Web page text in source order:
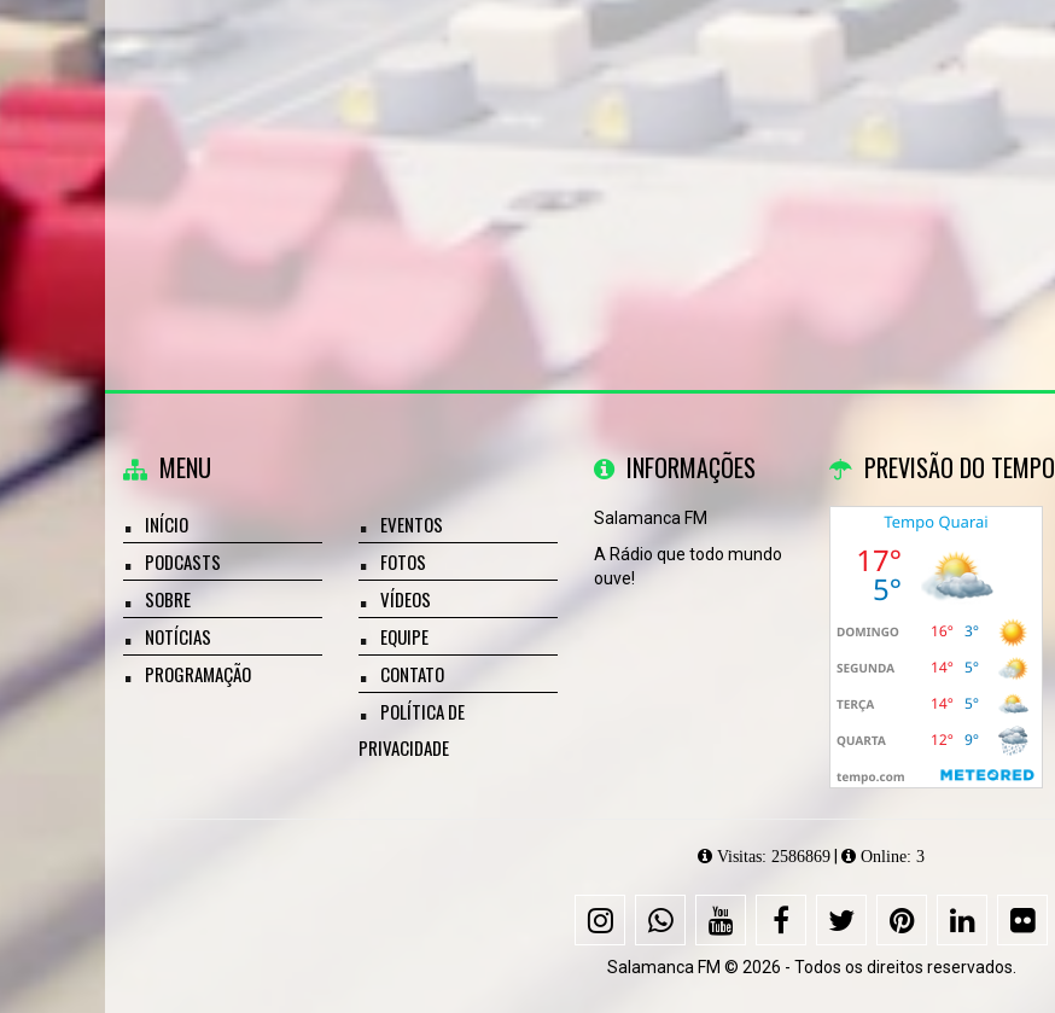
MENU
INÍCIO
PODCASTS
SOBRE
NOTÍCIAS
PROGRAMAÇÃO
EVENTOS
FOTOS
VÍDEOS
EQUIPE
CONTATO
POLÍTICA DE
PRIVACIDADE
INFORMAÇÕES
Salamanca FM
A Rádio que todo mundo
ouve!
PREVISÃO DO TEMPO
Visitas: 2586869 Online: 3
Salamanca FM © 2026 - Todos os direitos reservados.